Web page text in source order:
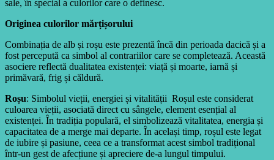
sale, în special a culorilor care o definesc.
Originea culorilor mărțișorului
Combinația de alb și roșu este prezentă încă din perioada dacică și a
fost percepută ca simbol al contrariilor care se completează. Această
asociere reflectă dualitatea existenței: viață și moarte, iarnă și
primăvară, frig și căldură.
Roșu: Simbolul vieții, energiei și vitalității Roșul este considerat
culoarea vieții, asociată direct cu sângele, element esențial al
existenței. În tradiția populară, el simbolizează vitalitatea, energia și
capacitatea de a merge mai departe. În același timp, roșul este legat
de iubire și pasiune, ceea ce a transformat acest simbol tradițional
într-un gest de afecțiune și apreciere de-a lungul timpului.